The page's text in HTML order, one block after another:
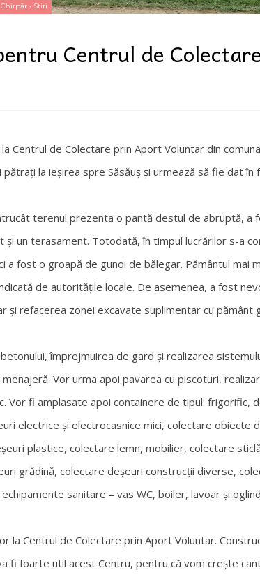
• Stiri
Centrul de
Centrul de Colectare prin Aport Voluntar din
la ieșirea spre Săsăuș și urmează să fie dat în
terenul prezenta o pantă destul de abruptă, a
și un terasament. Totodată, în timpul lucrărilor s-a
a fost o groapă de gunoi de bălegar. Pământul mai
de autoritățile locale. De asemenea, a fost
și refacerea zonei excavate suplimentar cu pământ
împrejmuirea de gard și realizarea
Vor urma apoi pavarea cu piscoturi,
Vor fi amplasate apoi containere de tipul: frigorific,
electrice și electrocasnice mici, colectare obiecte
plastice, colectare lemn, mobilier, colectare
grădină, colectare deșeuri construcții diverse,
sanitare – vas WC, boiler, lavoar și
la Centrul de Colectare prin Aport Voluntar.
fi foarte util acest Centru, pentru că vom crește